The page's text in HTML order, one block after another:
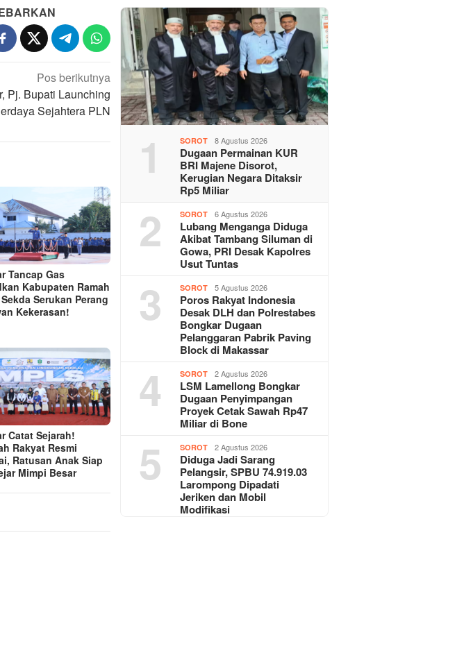
Pos berikutnya
Pj. Bupati Launching
Sejahtera PLN
Tancap Gas
Kabupaten Ramah
Serukan Perang
Kekerasan!
Catat Sejarah!
Rakyat Resmi
Ratusan Anak Siap
Mimpi Besar
1 SOROT 8 Agustus 2026
Dugaan Permainan KUR
BRI Majene Disorot,
Kerugian Negara Ditaksir
Rp5 Miliar
2 SOROT 6 Agustus 2026
Lubang Menganga Diduga
Akibat Tambang Siluman di
Gowa, PRI Desak Kapolres
Usut Tuntas
3 SOROT 5 Agustus 2026
Poros Rakyat Indonesia
Desak DLH dan Polrestabes
Bongkar Dugaan
Pelanggaran Pabrik Paving
Block di Makassar
4 SOROT 2 Agustus 2026
LSM Lamellong Bongkar
Dugaan Penyimpangan
Proyek Cetak Sawah Rp47
Miliar di Bone
5 SOROT 2 Agustus 2026
Diduga Jadi Sarang
Pelangsir, SPBU 74.919.03
Larompong Dipadati
Jeriken dan Mobil
Modifikasi